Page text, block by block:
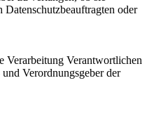
Datenschutzbeauftragten oder
Verarbeitung Verantwortlichen
Verordnungsgeber der